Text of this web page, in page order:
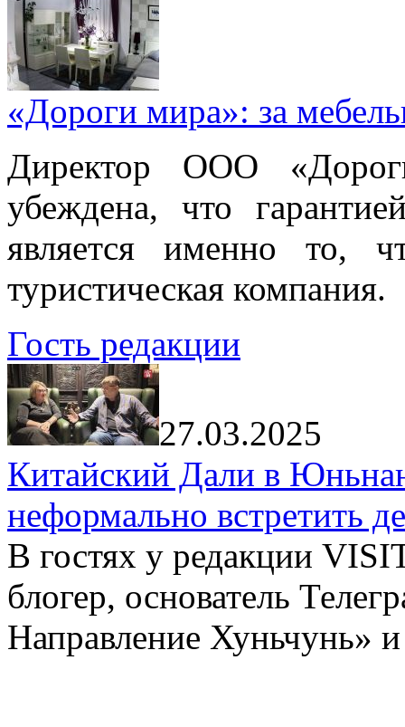
«Дороги мира»: за
Директор ООО
убеждена, что
является именно то,
туристическая компания.
Гость редакции
27.03.2025
Китайский Дали в
неформально встретить
В гостях у редакции
блогер, основатель
Направление Хуньчунь»